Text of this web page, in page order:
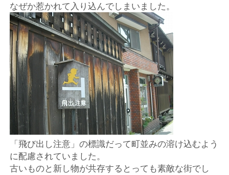
なぜか惹かれて入り込んでしまいました。
「飛び出し注意」の標識だって町並みの溶け込むよう
に配慮されていました。
古いものと新し物が共存するとっても素敵な街でし